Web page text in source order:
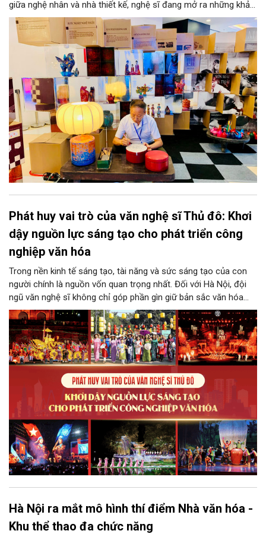
giữa nghệ nhân và nhà thiết kế, nghệ sĩ đang mở ra những khả
năng phát triển mới cho thủ công đương đại trên nền tảng di
sản. Từ những cuộc “kết duyên” đầy cảm hứng ấy, Hà Nội đang
khơi thông mạch ngầm của hệ sinh thái thủ công, biến vốn cổ
thành động lực bền vững cho tương lai.
Phát huy vai trò của văn nghệ sĩ Thủ đô: Khơi
dậy nguồn lực sáng tạo cho phát triển công
nghiệp văn hóa
Trong nền kinh tế sáng tạo, tài năng và sức sáng tạo của con
người chính là nguồn vốn quan trọng nhất. Đối với Hà Nội, đội
ngũ văn nghệ sĩ không chỉ góp phần gìn giữ bản sắc văn hóa
mà còn giữ vai trò trung tâm trong quá trình hình thành các sản
phẩm công nghiệp văn hóa có giá trị. Khơi dậy, phát huy và tạo
điều kiện để nguồn lực sáng tạo ấy phát triển sẽ là “chìa khóa”
để Hà Nội khai thác hiệu quả tiềm năng văn hóa, nâng cao năng
lực cạnh tranh và khẳng định vị thế của một trung tâm sáng tạo
trong kỷ nguyên mới.
Hà Nội ra mắt mô hình thí điểm Nhà văn hóa -
Khu thể thao đa chức năng